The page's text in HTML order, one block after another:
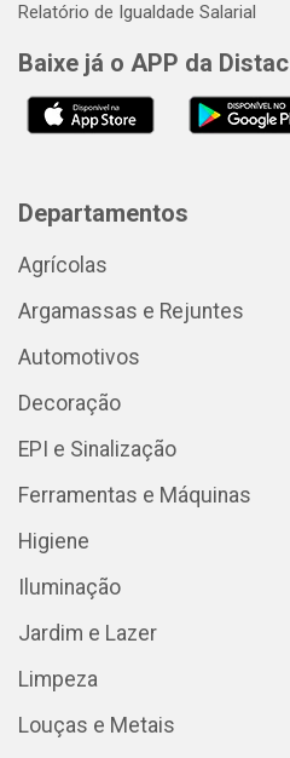
Relatório de Igualdade Salarial
Baixe já o APP da Distac
Departamentos
Agrícolas
Argamassas e Rejuntes
Automotivos
Decoração
EPI e Sinalização
Ferramentas e Máquinas
Higiene
Iluminação
Jardim e Lazer
Limpeza
Louças e Metais